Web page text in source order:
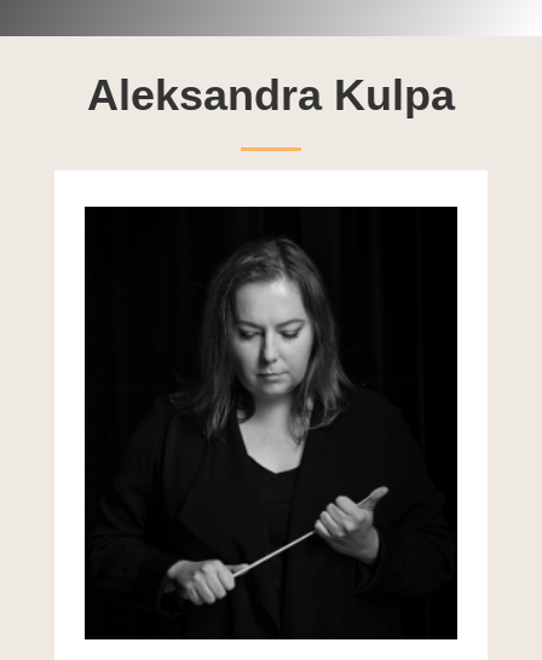
Aleksandra Kulpa